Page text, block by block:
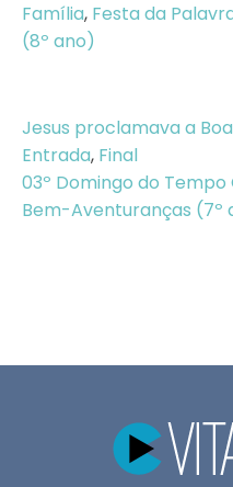
Família, Festa da
(8º ano)
Jesus proclamava a
Entrada, Final
03º Domingo do
Bem-Aventuranças (7º